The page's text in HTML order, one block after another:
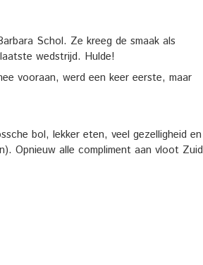
Schol. Ze kreeg de smaak als
wedstrijd. Hulde!
vooraan, werd een keer eerste, maar
bol, lekker eten, veel gezelligheid en
Opnieuw alle compliment aan vloot Zuid